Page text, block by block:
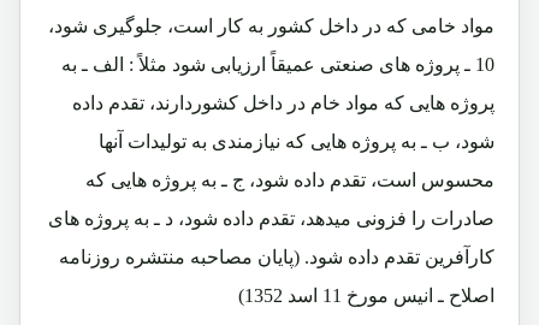
مواد خامی که در داخل کشور به کار است، جلوگیری شود،
10 ـ پروژه های صنعتی عمیقاً ارزیابی شود مثلاً : الف ـ به
پروژه هایی که مواد خام در داخل کشوردارند، تقدم داده
شود، ب ـ به پروژه هایی که نیازمندی به تولیدات آنها
محسوس است، تقدم داده شود، ج ـ به پروژه هایی که
صادرات را فزونی میدهد، تقدم داده شود، د ـ به پروژه های
کارآفرین تقدم داده شود. (پایان مصاحبه منتشره روزنامه
اصلاح ـ انیس مورخ 11 اسد 1352)